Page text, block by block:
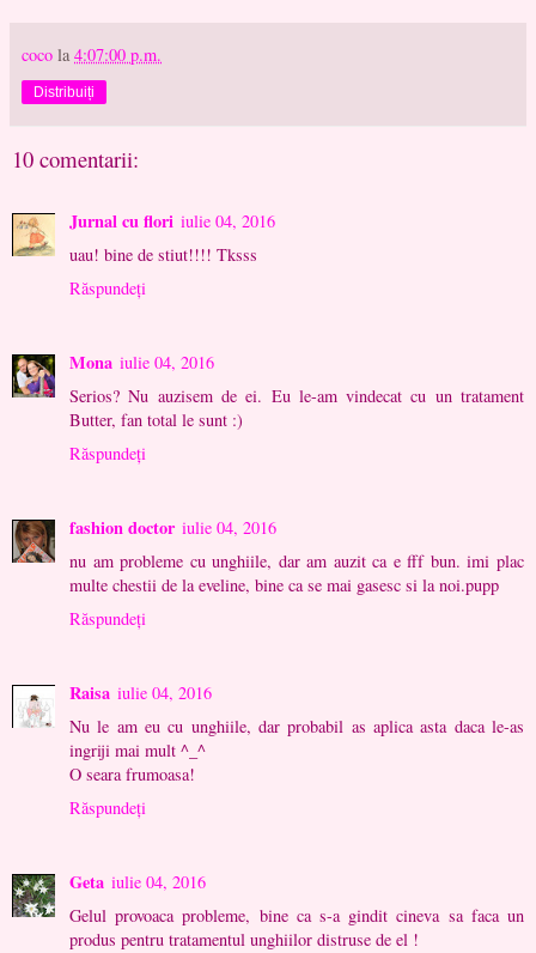
coco la 4:07:00 p.m.
Distribuiți
10 comentarii:
Jurnal cu flori iulie 04, 2016
uau! bine de stiut!!!! Tksss
Răspundeți
Mona iulie 04, 2016
Serios? Nu auzisem de ei. Eu le-am vindecat cu un tratament
Butter, fan total le sunt :)
Răspundeți
fashion doctor iulie 04, 2016
nu am probleme cu unghiile, dar am auzit ca e fff bun. imi plac
multe chestii de la eveline, bine ca se mai gasesc si la noi.pupp
Răspundeți
Raisa iulie 04, 2016
Nu le am eu cu unghiile, dar probabil as aplica asta daca le-as
ingriji mai mult ^_^
O seara frumoasa!
Răspundeți
Geta iulie 04, 2016
Gelul provoaca probleme, bine ca s-a gindit cineva sa faca un
produs pentru tratamentul unghiilor distruse de el !